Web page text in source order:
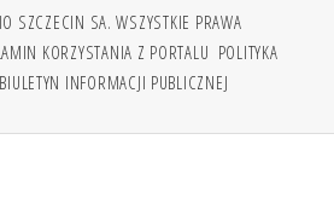
SZCZECIN SA. WSZYSTKIE PRAWA
KORZYSTANIA Z PORTALU POLITYKA
BIULETYN INFORMACJI PUBLICZNEJ